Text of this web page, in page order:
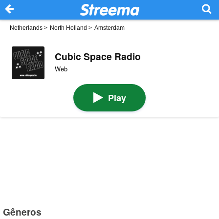
Netherlands > North Holland > Amsterdam
Cubic Space Radio
Web
Play
Gêneros